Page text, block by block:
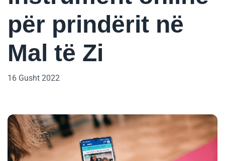
për prindërit në
Mal të Zi
16 Gusht 2022